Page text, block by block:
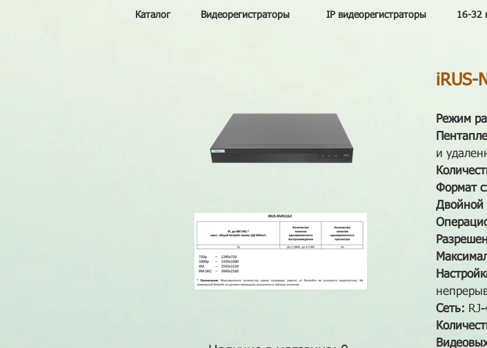
Каталог Видеорегистраторы IP видеорегистраторы 16-32
iRUS-
Режим
и
Формат
Двойной
Сеть: